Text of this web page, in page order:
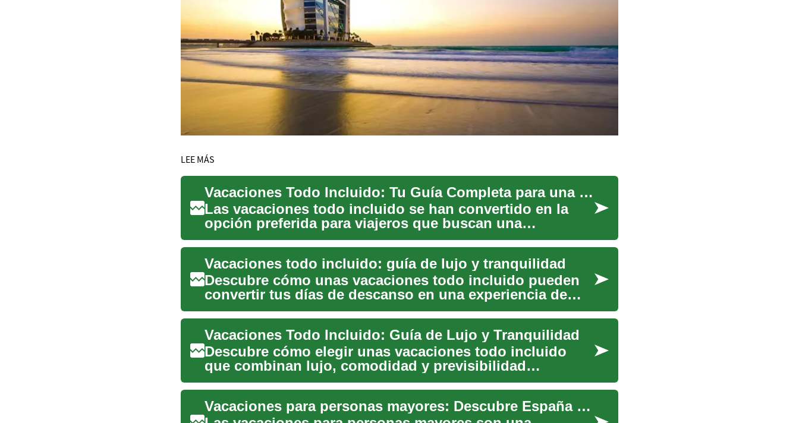
LEE MÁS
Vacaciones Todo Incluido: Tu Guía Completa para una Experiencia Inolvidable
Las vacaciones todo incluido se han convertido en la
opción preferida para viajeros que buscan una
experiencia sin pr...
Vacaciones todo incluido: guía de lujo y tranquilidad
Descubre cómo unas vacaciones todo incluido pueden
convertir tus días de descanso en una experiencia de
lujo sin preo...
Vacaciones Todo Incluido: Guía de Lujo y Tranquilidad
Descubre cómo elegir unas vacaciones todo incluido
que combinan lujo, comodidad y previsibilidad
presupuestaria. Esta...
Vacaciones para personas mayores: Descubre España en septiembre